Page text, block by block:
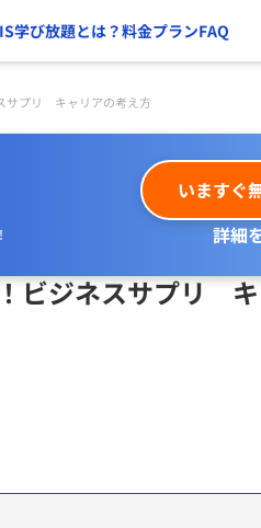
学び放題とは？料金プランFAQ
サプリ キャリアの考え方
いますぐ
詳細
ビジネスサプリ